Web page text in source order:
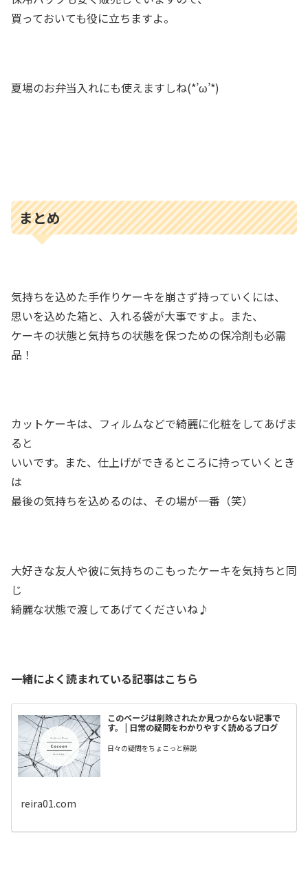
買っておいても役に立ちますよ。
夏場のお弁当入れにも使えますしね(*’ω’*)
まとめ
気持ちを込めた手作りケーキを崩さず持っていくには、
思いを込めた箱と、入れる袋が大事ですよ。また、
ケーキの状態と気持ちの状態を保つための保冷剤も必需
品！
カットケーキは、フィルムなどで綺麗に化粧をしてあげま
ると
いいです。また、仕上げができるところに持っていくとき
は
最後の気持ちを込めるのは、その場が一番（笑）
大好きな友人や彼に気持ちのこもったケーキを気持ちと同
じ
綺麗な状態で渡してあげてくださいね♪
一緒によく読まれている記事はこちら
このページは削除されたか見つからない記事で
す。 | 日常の疑問をわかりやすく読めるブログ
日々の疑問をちょこっと解説
reira01.com